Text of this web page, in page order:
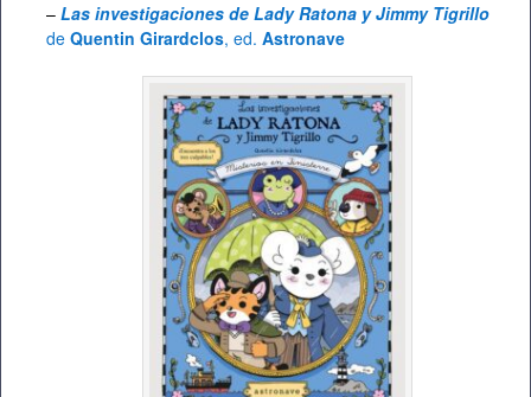
– Las investigaciones de Lady Ratona y Jimmy Tigrillo
de Quentin Girardclos, ed. Astronave